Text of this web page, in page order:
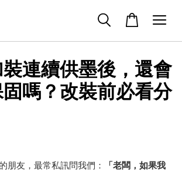
連續供墨後，還會
嗎？改裝前必看分
朋友，最常私訊問我們：
「老闆，如果我